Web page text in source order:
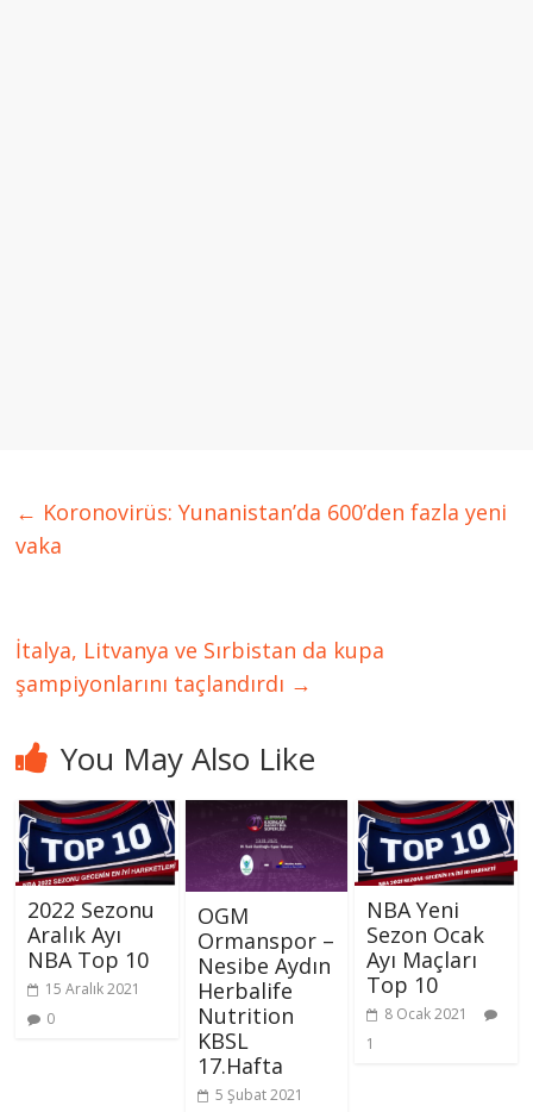
← Koronovirüs: Yunanistan’da 600’den fazla yeni
vaka
İtalya, Litvanya ve Sırbistan da kupa
şampiyonlarını taçlandırdı →
You May Also Like
2022 Sezonu
Aralık Ayı
NBA Top 10
15 Aralık 2021
0
OGM
Ormanspor –
Nesibe Aydın
Herbalife
Nutrition
KBSL
17.Hafta
5 Şubat 2021
NBA Yeni
Sezon Ocak
Ayı Maçları
Top 10
8 Ocak 2021
1